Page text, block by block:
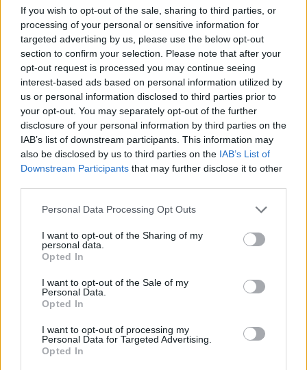
If you wish to opt-out of the sale, sharing to third parties, or
processing of your personal or sensitive information for
targeted advertising by us, please use the below opt-out
section to confirm your selection. Please note that after your
opt-out request is processed you may continue seeing
interest-based ads based on personal information utilized by
us or personal information disclosed to third parties prior to
your opt-out. You may separately opt-out of the further
disclosure of your personal information by third parties on the
IAB’s list of downstream participants. This information may
also be disclosed by us to third parties on the IAB’s List of
Downstream Participants that may further disclose it to other
Personal Data Processing Opt Outs
I want to opt-out of the Sharing of my
personal data.
Opted In
I want to opt-out of the Sale of my
Personal Data.
Opted In
I want to opt-out of processing my
Personal Data for Targeted Advertising.
Opted In
Į Klaipėdą iš emigracijos
grįžusi Karina Kučinskienė
įvardijo didžiausią savo
norą
Jūros šventę anksčiau
puošęs Anatolijus
Klemencovas: gal jau
užtenka
Šiuo metu skaitomiausi
Pelių ir žiurkių baubas: kas
graužikus gąsdina labiau nei
Taro kortų horoskopas rugpjūčio 7
Dvyniams – pagreitis
jaunina